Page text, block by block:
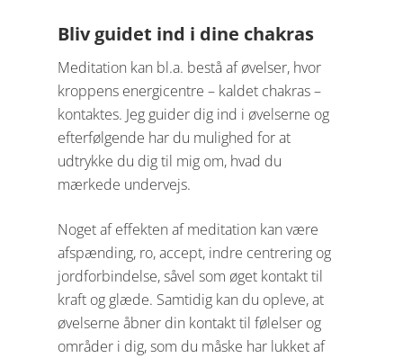
Bliv guidet ind i dine chakras
Meditation kan bl.a. bestå af øvelser, hvor
kroppens energicentre – kaldet chakras –
kontaktes. Jeg guider dig ind i øvelserne og
efterfølgende har du mulighed for at
udtrykke du dig til mig om, hvad du
mærkede undervejs.
Noget af effekten af meditation kan være
afspænding, ro, accept, indre centrering og
jordforbindelse, såvel som øget kontakt til
kraft og glæde. Samtidig kan du opleve, at
øvelserne åbner din kontakt til følelser og
områder i dig, som du måske har lukket af